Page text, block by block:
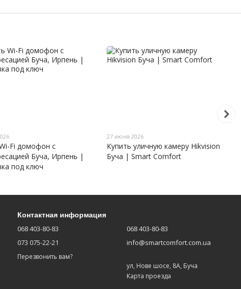
Fi домофон с
Буча, Ирпень |
под ключ
27 июня 2026
Купить уличную камеру Hikvision
Буча | Smart Comfort
Контактная информация
068 403-80-83
073 075-22-21
Перезвонить вам?
068 403-80-83
info@smartcomfort.com.ua
ул, Нове шосе, 8А, Буча
Карта проезда